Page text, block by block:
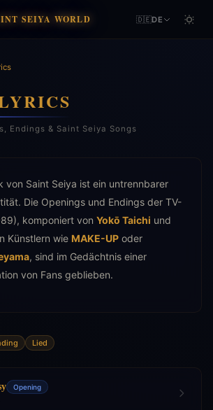
SEIYA WORLD 🇩🇪DE
Endings & Saint Seiya Songs
von Saint Seiya ist ein untrennbarer
Die Openings und Endings der TV-
komponiert von Yokō Taichi und
Künstlern wie MAKE-UP oder
, sind im Gedächtnis einer
von Fans geblieben.
Lied
Opening